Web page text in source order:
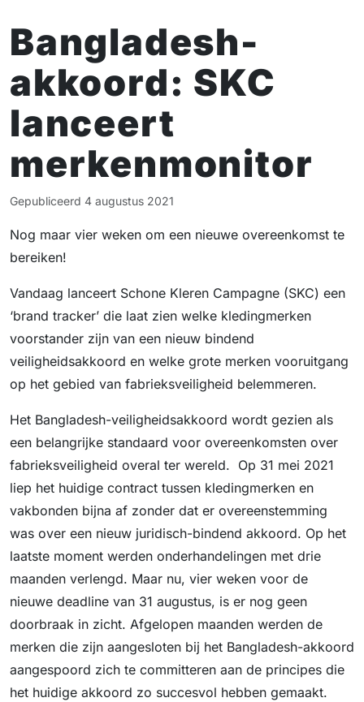
Bangladesh-
akkoord: SKC
lanceert
merkenmonitor
Gepubliceerd 4 augustus 2021
Nog maar vier weken om een nieuwe overeenkomst te
bereiken!
Vandaag lanceert Schone Kleren Campagne (SKC) een
‘brand tracker’ die laat zien welke kledingmerken
voorstander zijn van een nieuw bindend
veiligheidsakkoord en welke grote merken vooruitgang
op het gebied van fabrieksveiligheid belemmeren.
Het Bangladesh-veiligheidsakkoord wordt gezien als
een belangrijke standaard voor overeenkomsten over
fabrieksveiligheid overal ter wereld. Op 31 mei 2021
liep het huidige contract tussen kledingmerken en
vakbonden bijna af zonder dat er overeenstemming
was over een nieuw juridisch-bindend akkoord. Op het
laatste moment werden onderhandelingen met drie
maanden verlengd. Maar nu, vier weken voor de
nieuwe deadline van 31 augustus, is er nog geen
doorbraak in zicht. Afgelopen maanden werden de
merken die zijn aangesloten bij het Bangladesh-akkoord
aangespoord zich te committeren aan de principes die
het huidige akkoord zo succesvol hebben gemaakt.